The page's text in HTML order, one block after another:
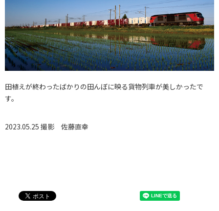
田植えが終わったばかりの田んぼに映る貨物列車が美しかったで
す。
2023.05.25 撮影 佐藤直幸